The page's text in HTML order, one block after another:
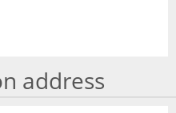
address